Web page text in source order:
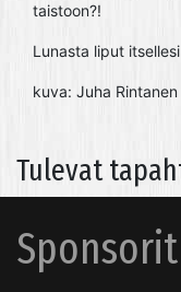
taistoon?!
Lunasta liput
kuva: Juha
Tulevat
Sponsorit